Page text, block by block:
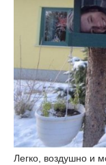
Легко, воздушно и